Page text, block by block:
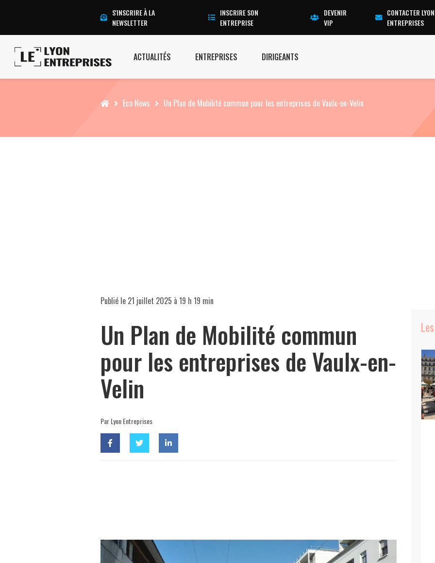
S'INSCRIRE À LA
NEWSLETTER
INSCRIRE SON
ENTREPRISE
DEVENIR
VIP
CONTACTER LYON
ENTREPRISES
ACTUALITÉS ENTREPRISES DIRIGEANTS
Accueil Eco News Un Plan de Mobilité commun pour les entreprises de Vaulx-en-Velin
Publié le 21 juillet 2025 à 19 h 19 min
Un Plan de Mobilité commun
pour les entreprises de Vaulx-en-
Velin
Par Lyon Entreprises